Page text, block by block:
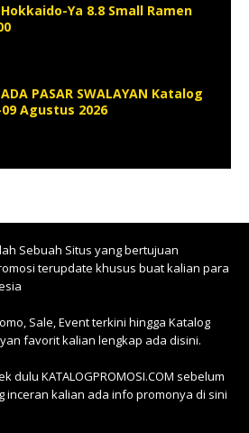
Ya 8.8 Small Ramen
PASAR SWALAYAN Katalog
09 Agustus 2026
Sebuah Situs yang bertujuan
terupdate khusus buat kalian para
Sale, Event terkini hingga Katalog
favorit kalian lengkap ada disini.
dulu KATALOGPROMOSI.COM sebelum
inceran kalian ada info promonya di sini